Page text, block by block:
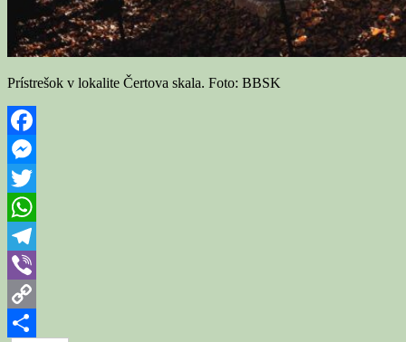
Prístrešok v lokalite Čertova skala. Foto: BBSK
Facebook
Messenger
Twitter
WhatsApp
Telegram
Viber
Copy